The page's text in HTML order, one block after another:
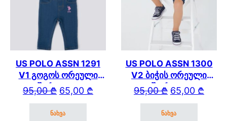
US POLO ASSN 1291
V1 გოგოს ორეული
შარვლით
95,00₾ Original price was: 95,00 ₾.
65,00 ₾
Current price is: 65,00 ₾.
ნახვა
US POLO ASSN 1300
V2 ბიჭის ორეული
შორტით
95,00₾ Original price
65,00 ₾
Current price is:
ნახვა